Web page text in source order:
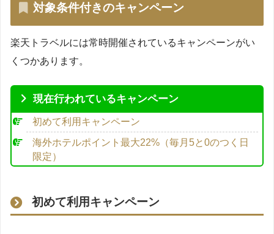
対象条件付きのキャンペーン
楽天トラベルには常時開催されているキャンペーンがい
くつかあります。
現在行われているキャンペーン
初めて利用キャンペーン
海外ホテルポイント最大22%（毎月5と0のつく日
限定）
初めて利用キャンペーン